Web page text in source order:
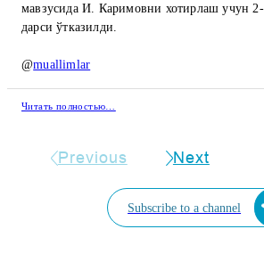
мавзусида И. Каримовни хотирлаш учун 2-
дарси ўтказилди.
@muallimlar
Читать полностью…
Previous Next
Subscribe to a channel